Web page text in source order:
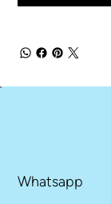
Whatsapp